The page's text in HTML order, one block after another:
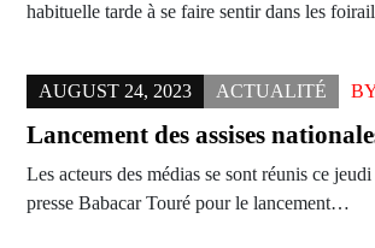
habituelle tarde à se faire sentir dans les
AUGUST 24, 2023 ACTUALITÉ
Lancement des assises
Les acteurs des médias se sont réunis ce
presse Babacar Touré pour le lancement…